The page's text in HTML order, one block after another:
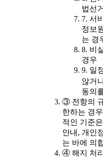
법선
7. 서
정보
는 경
8. 비
경우
9. 일
않거
동의
③ 전항의
한하는 경
적인 기준
안내, 개인
는 바에 의
④ 해지 처